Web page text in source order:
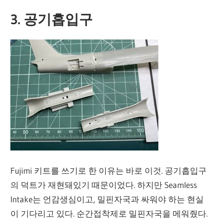
3. 공기흡입구
Fujimi 키트를 쓰기로 한 이유는 바로 이것. 공기흡입구
의 덕트가 재현돼있기 때문이었다. 하지만 Seamless
Intake는 언감생심이고, 밀핀자국과 싸워야 하는 현실
이 기다리고 있다. 순간접착제로 밀핀자국을 메워줬다.